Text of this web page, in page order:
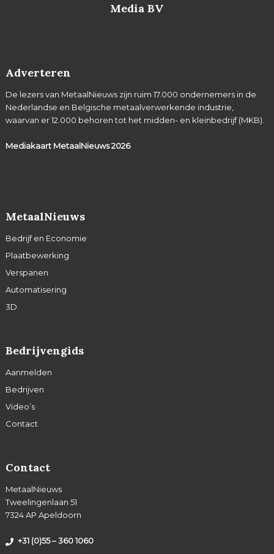
Media BV
Adverteren
De lezers van MetaalNieuws zijn ruim 17.000 ondernemers in de
Nederlandse en Belgische metaalverwerkende industrie,
waarvan er 12.000 behoren tot het midden- en kleinbedrijf (MKB).
Mediakaart MetaalNieuws2026
MetaalNieuws
Bedrijf en Economie
Plaatbewerking
Verspanen
Automatisering
3D
Bedrijvengids
Aanmelden
Bedrijven
Video’s
Contact
Contact
MetaalNieuws
Tweelingenlaan 51
7324 AP Apeldoorn
+31 (0)55 – 360 1060